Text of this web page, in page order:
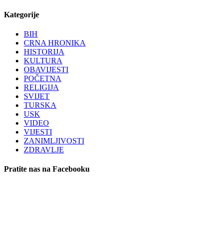
Kategorije
BIH
CRNA HRONIKA
HISTORIJA
KULTURA
OBAVIJESTI
POČETNA
RELIGIJA
SVIJET
TURSKA
USK
VIDEO
VIJESTI
ZANIMLJIVOSTI
ZDRAVLJE
Pratite nas na Facebooku